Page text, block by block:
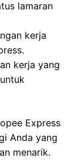
lamaran
kerja
kerja yang
Express
Anda yang
menarik.